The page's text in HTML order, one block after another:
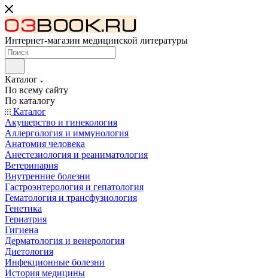
Интернет-магазин медицинской литературы
Каталог
По всему сайту
По каталогу
Каталог
Акушерство и гинекология
Аллергология и иммунология
Анатомия человека
Анестезиология и реаниматология
Ветеринария
Внутренние болезни
Гастроэнтерология и гепатология
Гематология и трансфузиология
Генетика
Гериатрия
Гигиена
Дерматология и венерология
Диетология
Инфекционные болезни
История медицины